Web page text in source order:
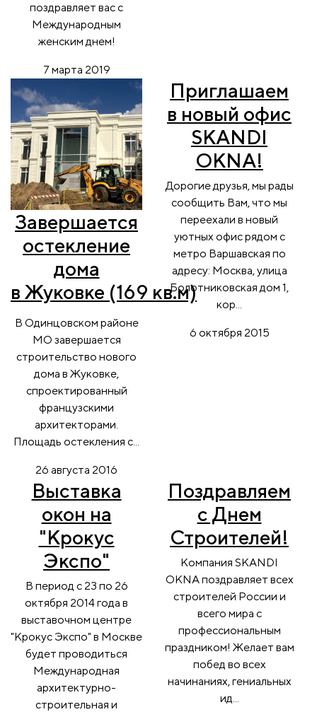
поздравляет вас с
Международным
женским днем!
7 марта 2019
Завершается
остекление
дома
в Жуковке (169 кв.м)
В Одинцовском районе
МО завершается
строительство нового
дома в Жуковке,
спроектированный
французскими
архитекторами.
Площадь остекления с...
26 августа 2016
Приглашаем
в новый офис
SKANDI
OKNA!
Дорогие друзья, мы рады
сообщить Вам, что мы
переехали в новый
уютных офис рядом с
метро Варшавская по
адресу: Москва, улица
Болотниковская дом 1,
кор...
6 октября 2015
Выставка
окон на
"Крокус
Экспо"
В период с 23 по 26
октября 2014 года в
выставочном центре
"Крокус Экспо" в Москве
будет проводиться
Международная
архитектурно-
строительная и
Поздравляем
с Днем
Строителей!
Компания SKANDI
OKNA поздравляет всех
строителей России и
всего мира с
профессиональным
праздником! Желает вам
побед во всех
начинаниях, гениальных
ид...